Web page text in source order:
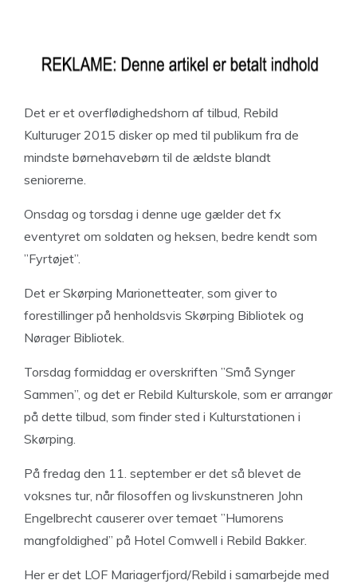
Det er et overflødighedshorn af tilbud, Rebild
Kulturuger 2015 disker op med til publikum fra de
mindste børnehavebørn til de ældste blandt
seniorerne.
Onsdag og torsdag i denne uge gælder det fx
eventyret om soldaten og heksen, bedre kendt som
”Fyrtøjet”.
Det er Skørping Marionetteater, som giver to
forestillinger på henholdsvis Skørping Bibliotek og
Nørager Bibliotek.
Torsdag formiddag er overskriften ”Små Synger
Sammen”, og det er Rebild Kulturskole, som er arrangør
på dette tilbud, som finder sted i Kulturstationen i
Skørping.
På fredag den 11. september er det så blevet de
voksnes tur, når filosoffen og livskunstneren John
Engelbrecht causerer over temaet ”Humorens
mangfoldighed” på Hotel Comwell i Rebild Bakker.
Her er det LOF Mariagerfjord/Rebild i samarbejde med